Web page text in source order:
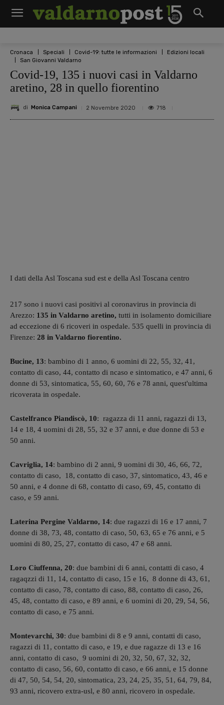
Cronaca Speciali Covid-19: tutte le informazioni
Edizioni locali
San Giovanni Valdarno
Covid-19, 135 i nuovi casi in Valdarno
aretino, 28 in quello fiorentino
di Monica Campani 2 Novembre 2020 718
I dati della Asl Toscana sud est e della Asl Toscana centro
217 sono i nuovi casi positivi al coronavirus in provincia di
Arezzo: 135 in Valdarno aretino, tutti in isolamento domiciliare
ad eccezione di 6 ricoveri in ospedale. 535 quelli in provincia di
Firenze: 28 in Valdarno fiorentino.
Bucine, 13: bambino di 1 anno, 6 uomini di 22, 55, 32, 41,
contatto di caso, 44, contatto di ncaso e sintomatico, e 47 anni, 6
donne di 53, sintomatica, 55, 60, 60, 76 e 78 anni, quest'ultima
ricoverata in ospedale.
Castelfranco Piandiscò, 10: ragazza di 11 anni, ragazzi di 13,
14 e 18, 4 uomini di 28, 55, 32 e 37 anni, e due donne di 53 e
50 anni.
Cavriglia, 14: bambino di 2 anni, 9 uomini di 30, 46, 66, 72,
contatto di caso, 18, contatto di caso, 37, sintomatico, 43, 46 e
50 anni, e 4 donne di 68, contatto di caso, 69, 45, contatto di
caso, e 59 anni.
Laterina Pergine Valdarno, 14: due ragazzi di 16 e 17 anni, 7
donne di 38, 73, 48, contatto di caso, 50, 63, 65 e 76 anni, e 5
uomini di 80, 25, 27, contatto di caso, 47 e 68 anni.
Loro Ciuffenna, 20: due bambini di 6 anni, contatti di caso, 4
ragaqzzi di 11, 14, contatto di caso, 15 e 16, 8 donne di 43, 61,
contatto di caso, 78, contatto di caso, 88, contatto di caso, 26,
45, 48, contatto di caso, e 89 anni, e 6 uomini di 20, 29, 54, 56,
contatto di caso, e 75 anni.
Montevarchi, 30: due bambini di 8 e 9 anni, contatti di caso,
ragazzi di 11, contatto di caso, e 19, e due ragazze di 13 e 16
anni, contatto di caso, 9 uomini di 20, 32, 50, 67, 32, 32,
contatto di caso, 56, 60, contatto di caso, e 66 anni, e 15 donne
di 47, 50, 54, 54, 20, sintomatica, 23, 24, 25, 35, 51, 64, 79, 84,
93 anni, ricovero extra-usl, e 80 anni, ricovero in ospedale.